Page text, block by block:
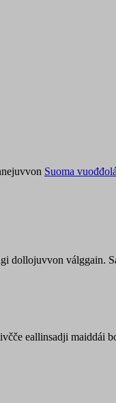
Suoma
dollojuvvon válggain.
eallinsadji maiddái